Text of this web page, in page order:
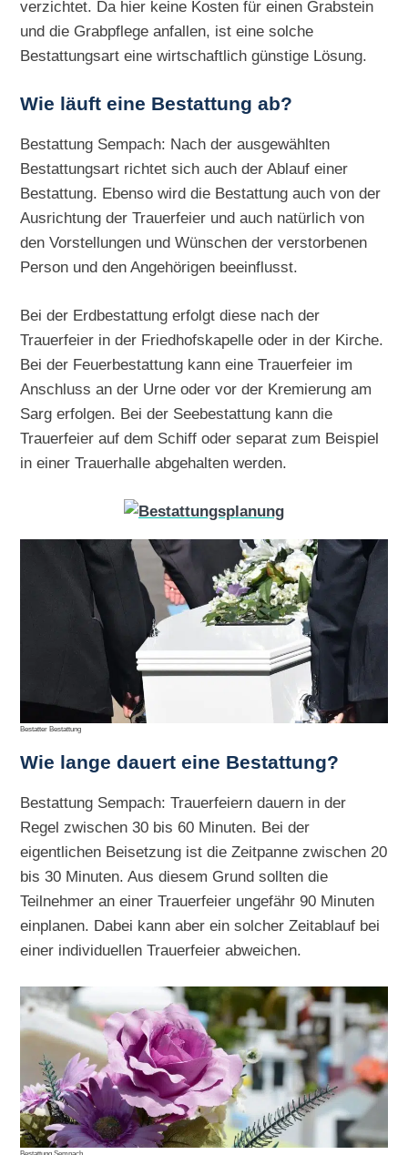
verzichtet. Da hier keine Kosten für einen Grabstein
und die Grabpflege anfallen, ist eine solche
Bestattungsart eine wirtschaftlich günstige Lösung.
Wie läuft eine Bestattung ab?
Bestattung Sempach: Nach der ausgewählten
Bestattungsart richtet sich auch der Ablauf einer
Bestattung. Ebenso wird die Bestattung auch von der
Ausrichtung der Trauerfeier und auch natürlich von
den Vorstellungen und Wünschen der verstorbenen
Person und den Angehörigen beeinflusst.
Bei der Erdbestattung erfolgt diese nach der
Trauerfeier in der Friedhofskapelle oder in der Kirche.
Bei der Feuerbestattung kann eine Trauerfeier im
Anschluss an der Urne oder vor der Kremierung am
Sarg erfolgen. Bei der Seebestattung kann die
Trauerfeier auf dem Schiff oder separat zum Beispiel
in einer Trauerhalle abgehalten werden.
Bestatter Bestattung
Wie lange dauert eine Bestattung?
Bestattung Sempach: Trauerfeiern dauern in der
Regel zwischen 30 bis 60 Minuten. Bei der
eigentlichen Beisetzung ist die Zeitpanne zwischen 20
bis 30 Minuten. Aus diesem Grund sollten die
Teilnehmer an einer Trauerfeier ungefähr 90 Minuten
einplanen. Dabei kann aber ein solcher Zeitablauf bei
einer individuellen Trauerfeier abweichen.
Bestattung Sempach